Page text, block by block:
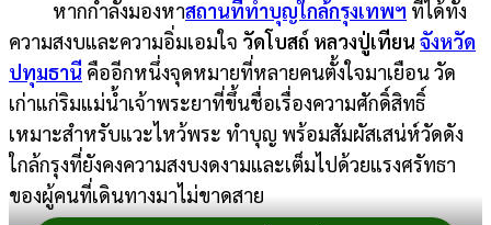
หากกำลังมองหาสถานที่ทำบุญใกล้กรุงเทพฯ ที่ได้ทั้ง
ความสงบและความอิ่มเอมใจ วัดโบสถ์ หลวงปู่เทียน จังหวัด
ปทุมธานี คืออีกหนึ่งจุดหมายที่หลายคนตั้งใจมาเยือน วัด
เก่าแก่ริมแม่น้ำเจ้าพระยาที่ขึ้นชื่อเรื่องความศักดิ์สิทธิ์
เหมาะสำหรับแวะไหว้พระ ทำบุญ พร้อมสัมผัสเสน่ห์วัดดัง
ใกล้กรุงที่ยังคงความสงบงดงามและเต็มไปด้วยแรงศรัทธา
ของผู้คนที่เดินทางมาไม่ขาดสาย
เงิน
การ
ศึกษา
บันเทิง
ดู